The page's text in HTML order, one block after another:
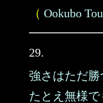
（ Ookubo
29.
強さはただ勝
たとえ無様